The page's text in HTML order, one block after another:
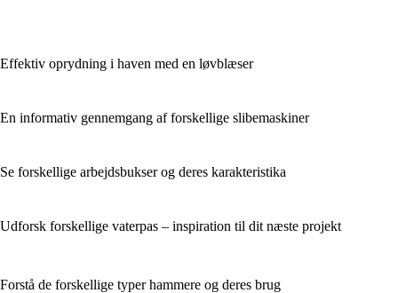
Effektiv oprydning i haven med en løvblæser
En informativ gennemgang af forskellige slibemaskiner
Se forskellige arbejdsbukser og deres karakteristika
Udforsk forskellige vaterpas – inspiration til dit næste projekt
Forstå de forskellige typer hammere og deres brug